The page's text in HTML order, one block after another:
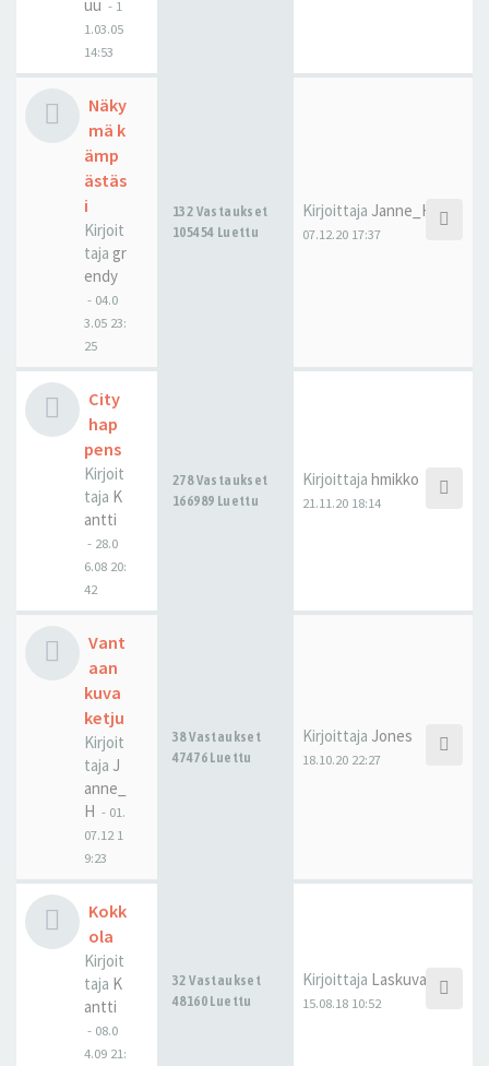
uu - 1
1.03.05
14:53
Näky
mä k
ämp
ästäs
i
Kirjoit
taja gr
endy
- 04.0
3.05 23:
25
132 Vastaukset
105454 Luettu
Kirjoittaja Janne_H
07.12.20 17:37
City
hap
pens
Kirjoit
taja K
antti
- 28.0
6.08 20:
42
278 Vastaukset
166989 Luettu
Kirjoittaja hmikko
21.11.20 18:14
Vant
aan
kuva
ketju
Kirjoit
taja J
anne_
H - 01.
07.12 1
9:23
38 Vastaukset
47476 Luettu
Kirjoittaja Jones
18.10.20 22:27
Kokk
ola
Kirjoit
taja K
antti
- 08.0
4.09 21:
32 Vastaukset
48160 Luettu
Kirjoittaja Laskuvarjo
15.08.18 10:52